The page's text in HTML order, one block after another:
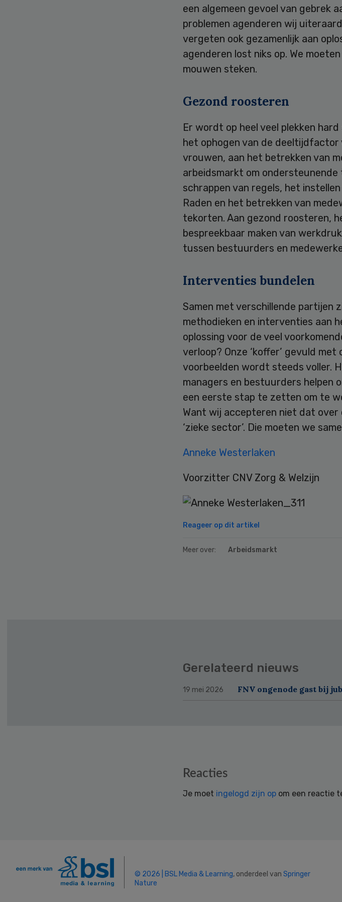
een algemeen gevoel van gebrek
problemen agenderen wij
vergeten ook gezamenlijk aan
agenderen lost niks op. We
mouwen steken.
Gezond roosteren
Er wordt op heel veel plekken
het ophogen van de
vrouwen, aan het betrekken van
arbeidsmarkt om
schrappen van regels, het
Raden en het betrekken van
tekorten. Aan gezond roosteren,
bespreekbaar maken van
tussen bestuurders en
Interventies bundelen
Samen met verschillende partijen
methodieken en interventies aan
oplossing voor de veel
verloop? Onze ‘koffer’ gevuld met
voorbeelden wordt steeds voller.
managers en bestuurders helpen
een eerste stap te zetten om te
Want wij accepteren niet dat
‘zieke sector’. Die moeten we
Anneke Westerlaken
Voorzitter CNV Zorg & Welzijn
Reageer op dit artikel
Meer over: Arbeidsmarkt
Gerelateerd nieuws
19 mei 2026 FNV ongenode gast bij
Reacties
Je moet ingelogd zijn op om een reactie
© 2026 | BSL Media & Learning, onderdeel van Springer
Nature